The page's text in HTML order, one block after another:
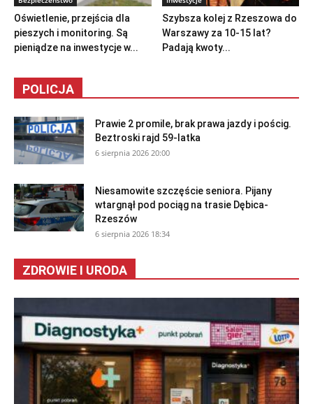
Oświetlenie, przejścia dla
pieszych i monitoring. Są
pieniądze na inwestycje w...
Szybsza kolej z Rzeszowa do
Warszawy za 10-15 lat?
Padają kwoty...
POLICJA
Prawie 2 promile, brak prawa jazdy i pościg.
Beztroski rajd 59-latka
6 sierpnia 2026 20:00
Niesamowite szczęście seniora. Pijany
wtargnął pod pociąg na trasie Dębica-
Rzeszów
6 sierpnia 2026 18:34
ZDROWIE I URODA